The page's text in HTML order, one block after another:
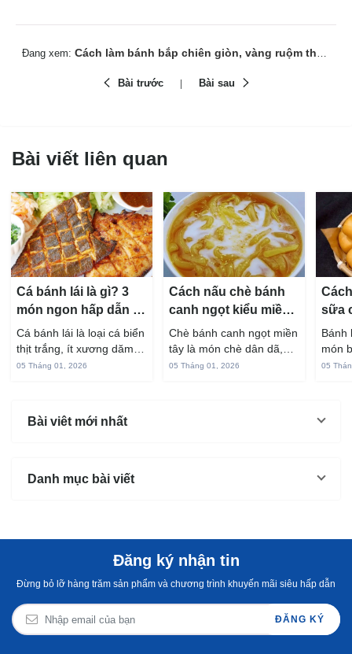
Đang xem: Cách làm bánh bắp chiên giòn, vàng ruộm thơm hấp dẫn
Bài trước Bài sau
Bài viết liên quan
Cá bánh lái là gì? 3
món ngon hấp dẫn từ
cá bánh lái
Cá bánh lái là loại cá biển
thịt trắng, ít xương dăm,
vị ngọt và rất dễ ăn khi
thể...
05 Tháng 01, 2026
Cách nấu chè bánh
canh ngọt kiểu miền
Tây ngon chuẩn vị
Chè bánh canh ngọt miền
tây là món chè dân dã,
gắn liền với đời sống sinh
05 Tháng 01, 2026
sữa
hấp
Bánh
món
mùi
05
Bài viêt mới nhất
Danh mục bài viết
Đăng ký nhận tin
Đừng bỏ lỡ hàng trăm sản phẩm và chương trình khuyến mãi siêu hấp dẫn
ĐĂNG KÝ